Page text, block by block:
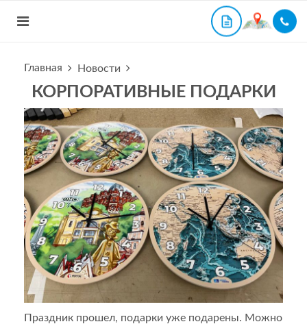
Главная Новости
КОРПОРАТИВНЫЕ ПОДАРКИ
Праздник прошел, подарки уже подарены. Можно